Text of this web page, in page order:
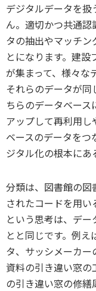
デジタルデータを
ん。適切かつ共通認
タの抽出やマッチ
とになります。建
が集まって、様々な
それらのデータが
ちらのデータベー
アップして再利用し
ベースのデータを
ジタル化の根本にあ
分類は、図書館の
されたコードを用
という思考は、デ
とと同じです。例
タ、サッシメーカ
資料の引き違い窓
の引き違い窓の修繕